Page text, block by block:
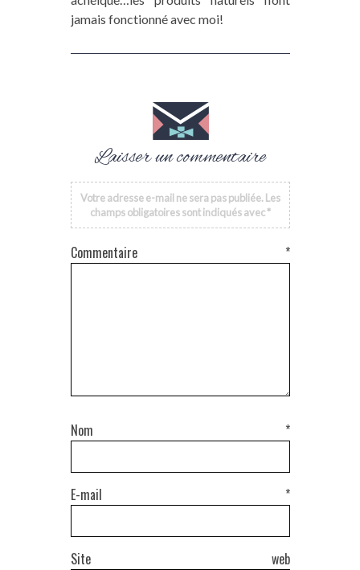
jamais fonctionné avec moi!
Laisser un commentaire
Votre adresse e-mail ne sera pas publiée. Les
champs obligatoires sont indiqués avec*
Commentaire *
Nom *
E-mail *
Site web